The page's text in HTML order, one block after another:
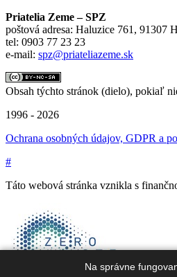
Priatelia Zeme – SPZ
poštová adresa: Haluzice 761, 91307
tel: 0903 77 23 23
e-mail: spz@priateliazeme.sk
Obsah týchto stránok (dielo), pokiaľ
1996 - 2026
Ochrana osobných údajov, GDPR a
#
Táto webová stránka vznikla s
Na správne